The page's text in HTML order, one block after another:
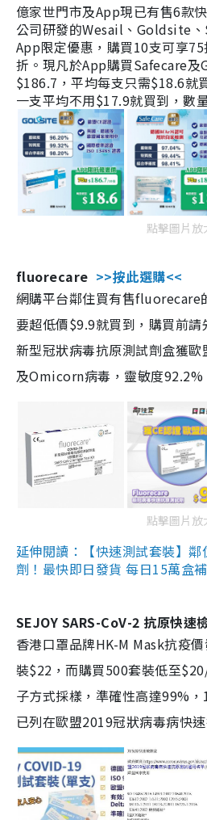
億家世門市及App現已有售6款
公司研發的Wesail、Goldsite、
App限定優惠，購買10支可享
折。現凡於App購買Safecare
$186.7，平均每支只需$18.6就
一支平均不用$17.9就買到，數
點擊圖片放
fluorecare >>按此選購<<
網購平台鄰住買有售fluorecare
要超低價$9.9就買到，購買前
新型冠狀病毒抗原測試劑盒獲
及Omicorn病毒，靈敏度92.2%
點擊圖片放
延伸閱讀：【快速測試套裝】
劑！最快即日發貨 每日15萬盒
SEJOY SARS-CoV-2 抗原快速
香港口罩品牌HK-M Mask抗疫
裝$22，而購買500套裝低至
子方式採樣，準確性高達99%
已列在歐盟2019冠狀病毒病快